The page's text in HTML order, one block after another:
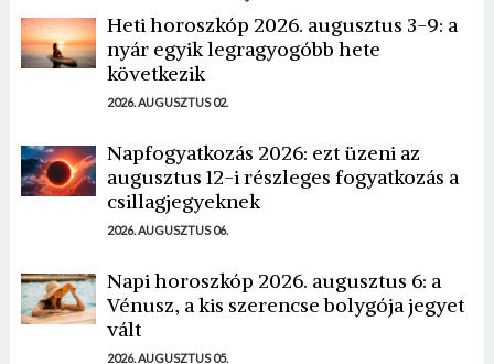
Heti horoszkóp 2026. augusztus 3-9: a
nyár egyik legragyogóbb hete
következik
2026. AUGUSZTUS 02.
Napfogyatkozás 2026: ezt üzeni az
augusztus 12-i részleges fogyatkozás a
csillagjegyeknek
2026. AUGUSZTUS 06.
Napi horoszkóp 2026. augusztus 6: a
Vénusz, a kis szerencse bolygója jegyet
vált
2026. AUGUSZTUS 05.